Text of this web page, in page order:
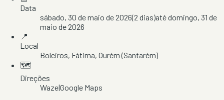
Data
sábado, 30 de maio de 2026(2 dias)atédomingo, 31 de
maio de 2026
📍
Local
Boleiros, Fátima, Ourém(Santarém)
🗺️
Direções
Waze|Google Maps